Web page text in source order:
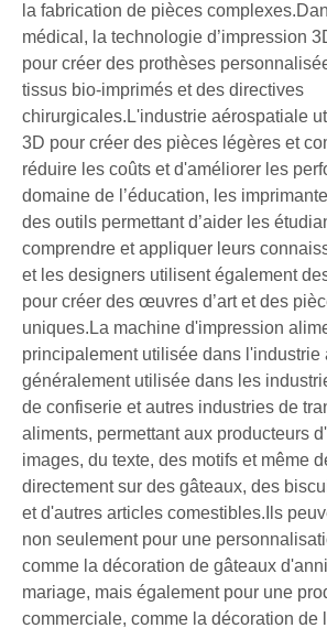
la fabrication de pièces
médical, la technologie d’impression
pour créer des prothèses
tissus bio-imprimés et des directives
chirurgicales.L'industrie aérospatiale
3D pour créer des pièces légères et
réduire les coûts et d'améliorer les
domaine de l’éducation, les
des outils permettant d’aider les
comprendre et appliquer leurs
et les designers utilisent également
pour créer des œuvres d’art et des
uniques.La machine d'impression
principalement utilisée dans l'industrie
généralement utilisée dans les
de confiserie et autres industries de
aliments, permettant aux producteurs
images, du texte, des motifs et même
directement sur des gâteaux, des
et d'autres articles comestibles.Ils
non seulement pour une
comme la décoration de gâteaux
mariage, mais également pour une
commerciale, comme la décoration de